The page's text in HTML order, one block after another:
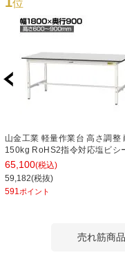
位
山金工業 軽量作業台 高さ調整
150kg RoHS2指令対応塩ビシ
板 ワークテーブル 150シリーズ
1800×奥行900×高さ600～
SURA-1890-GYW
65,100(税込)
59,182(税抜)
591ポイント
売れ筋商